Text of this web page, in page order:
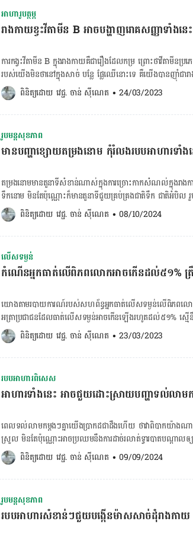
ធាតុចិញ្ចឹមសំខាន់សម្រាប់ស្បែក ព្រោះវាជួយរំញោចដល់ការផលិតប្រូត
ពិសេសអាចជួយការពារស្បែកពីផលប៉ះពាល់ នៃពន្លឺព្រះអាទិត្យ។ បន្លែ
វីតាមីន C ផងដែនោះ polyphenols ក៏មានគុណសម្បត្តិចំពោះស្បែក
មួយនេះ​ជួយប្រឆាំងអុកស៊ីតកម្ម និង កាត់បន្ថយការលាកលើស្បែក ដ
សម្បូរសារជាតិមួយនេះមានដូចជា ទំពាំងបាយជួរ ប៊ឺរី ជាដើម។ ៣.បន្ល
beta-carotene ជាសារជាតិចិញ្ចឹមសំខាន់សម្រាប់សុខភាពស្បែក
អាហារូបត្ថម្ភ
រាងកាយខ្វះវីតាមីន B អាចបង្ហាញរោគសញ្ញាទាំងនេះ
ការកង្វះវីតាមីន B ក្នុងរាងកាយគឺជារឿងដែលកម្រ ព្រោះថាវីតាមីនប្រ
របស់យើងមិនថានៅក្នុងសាច់ បន្លែ ផ្លែឈើនោះទេ គឺយើងបានញ៉ាំជារ
កាយក៏អាចប្រឈមខ្វះវីតាមីន B បានដែរ ដូចជា អ្នកគ្មានអាហារញ៉ាំគ្រប់
អាហារ អ្នកកាត់បន្ថយរបបអាហារដើម្បីសម្រកគីឡូ និង អ្នកតមសាច់ប្រឈ
គណនា BMR ចុចទីនេះ! ចង់គណនារង្វាស់ចង្វាក់បេះដូង ចុចទីនេះ! វីតាមីន B បែងចែកជា ៨ប្រភេទសំខាន់
រំញោចដល់មុខងារប្រព័ន្ធប្រសាទ និង បំប្លែងជាតិស្ករទៅជាថាមពល។ វីតាមីន B2 ជំនួយការលូតលាស់កោសិកា
ពង្រឹងប្រព័ន្ធប្រសាទ សុខភាពស្បែក ភ្នែក ថ្លើម និង សាច់ដុំ។ វីតាមីន B3 ជួយបំប្លែងជាតិកាបូនអ៊ីដ្រាត និង
ធ្វើមេតាប៉ូលី នៃពពួកកាបូអ៊ីដ្រាត ប្រូតេអ៊ីន ខ្លាញ់ និង […]
ពិនិត្យដោយ វេជ្ជ. ចាន់ ស៊ីណេត • 24/03/2023
រូបមន្តសុខភាព
មានបញ្ហាខ្សោយតម្រងនោម កុំរំលងរបបអាហារទាំង
តម្រងនោមមានតួនាទីសំខាន់ណាស់ក្នុងការច្រោះកាកសំណល់ក្នុងរាង
ទឹកនោម មិនតែប៉ុណ្ណោះក៏មានតួនាទីជួយគ្រប់គ្រងជាតិទឹក ជាតិអំបិល
ផូស្វ័រ និង ប៉ូតាស្យូមដែលមាននៅក្នុងឈាមរបស់យើង។ ចង់គណនា BMR ចុចទីនេះ! ចង់គណនា BMI ចុច
ទីនេះ! ដូច្នេះប្រសិនបើតម្រងនោមចុះខ្សោយ នោះសុខភាពរបស់យើងអាចប្រឈមផលវិបាកផ្សេងៗដូចជា ការ
ចាល់ជាតិទឹក អាចបង្កឲ្យហើមជើង ហើមដៃ ការលើសសម្ពាធឈា
ក្នុងឈាម ប៉ះពាល់ដល់បេះដូង និង អាចប៉ះពាល់ដល់ជីវិតផងដែរ។ រប
ដូច្នេះខាងក្រោមគឺជាប្រភេទរបបអាហារដែលល្អសម្រាប់អ្នកដែលមានប
ក្ដោមគឺជាបន្លែល្អសម្រាប់អ្នកខ្សោយតម្រងនោម ព្រោះស្ពៃក្ដោបមានផ្
ក្ដោបជាលក្ខណៈស៊ុប សាឡាត់ ឬអាចញ៉ាំឆៅក៏បានដែរ។ ២.ម្ទេសប្ល
កម្រិតប៉ូតាស្យូមទាបដែលល្អបំផុតសម្រាប់អ្នកខ្សោយតម្រងនោម។ មិនត
ច្នៃជាមុខម្ហូបផ្សេងៗតាមចំណូលចិត្ដ មិនប៉ះពាល់ដល់តម្រងនោមនោះទេ។
ខាត់ណាខៀវសម្បូរទៅដោយវីតាមីន C និងជាតិសរសៃ មិនតែប៉ុណ្ណោះវ
ប៉ុន្ដែសម្បូរសាធាតុប្រឆាំងអុកស៊ីតកម្មខ្ពស់។ វាអាចជួយកាត់បន្ថយការរ
ទៀតផង។ 5. ស៊ុត ស៊ុតផ្នែកពណ៌សមានជាតិប៉ូតាស្យូមទាបគឺជាជម្រើសដ៏
តម្រងនោម។ ស្រដៀងគ្នានោះដែរ ដូចជាពពួកសាច់ត្រី ប្រេងអូលីវ មា
ខ្លាញ់អូមេហ្គា៣ផងដែរ។ 6. […]
ពិនិត្យដោយ វេជ្ជ. ចាន់ ស៊ីណេត • 08/10/2024
លើសទម្ងន់
កំណើនអ្នកធាត់លើពិភពលោកអាចកើនដល់៥១% ត្
យោងតាមរបាយការណ៍របស់សហព័ន្ធអ្នកធាត់លើសទម្ងន់លើពិភពលោ
អត្រាប្រជាជនដែលធាត់លើសទម្ងន់អាចកើនឡើងរហូតដល់៥១% ស្មើ
សរុបលើពិភពលោក។ ចង់គណនា BMR ចុចទីនេះ! ចង់គណនា BMI ចុចទីនេះ! ការព្យាករបានមើល
ឃើញថា កំណើនអត្រាអ្នកធាត់លើសទម្ងន់នឹងកើនឡើងយ៉ាងឆាប់រហ័
ចន្លោះពី៥ឆ្នាំ ដល់១៩ឆ្នាំ។ អត្រាក្មេងប្រុសអាចកើនឡើងខ្ពស់គឺចន្
ចន្លោះពី ៨ទៅ ១៨%។ របាយការណ៍ដដែល បានសម្ដែងការព្រួយបារ
បណ្ដាប្រទេសទាំងអស់លើពិភពលោក បង្កើតវិធានការទប់ស្កាត់បញ្ហាមួយនេះ។ សហព័ន្ធអ្នកធាត់លើ
ពិភពលោក បានបញ្ញាក់ថា វាគឺការព្រួយបារម្ភមួយដោយមើលឃើញពីអត្
ស្វែងរកនីតិវិធីឲ្យអស់ពីលទ្ធភាពដើម្បីបញ្ជៀសពីបញ្ហានេះ ដើម្បីជួយដ
ក្រោយ។ ទិន្ន័យព្យាករណ៍ដែលបានបង្ហាញខាងលើគឺ ពឹងផ្អែកលើរង្វាស់សន្ទស្សន៍ស្ដង់ដារកំណត់សុខភាព
(BMI) ដោយផ្ដោតទៅលើ កម្ពស់ អាយុ ភេទ និង ទម្ងន់ ប្រសិនបើពិ
ថាលើសទម្ងន់ ហើយបើពិន្ទុលើសពី […]
ពិនិត្យដោយ វេជ្ជ. ចាន់ ស៊ីណេត • 23/03/2023
របបអាហារពិសេស
អាហារទាំងនេះ អាចជួយដោះស្រាយបញ្ហាទល់លាម
ពេលទល់លាមកម្ដងៗគ្នាយើងប្រាកដជាដឹងហើយ ថាវាពិបាកយ៉ា
ស្រួល មិនតែប៉ុណ្ណោះអាចប្រឈមនឹងការដាច់រលាត់ទ្វារបាតបណ្ដាលឲ្យមានឈា
ចង្វាក់បេះដូងលោត ចុចទីនេះ! ចង់ពិនិត្យជំងឺសរសៃឈាមបេះដូង ចុចទីន
ការទល់លាមករ៉ាំរៃ អាចកើតឡើងរយៈពេលចន្លោះពី ១ ទៅ ២ខែ ដែល
សប្ដាហ៍ ចំណែកទល់លាមកស្រួចស្រាល់អាច កើតឡើងចន្លោះពី ២
ដោយសារចលនាពោះវៀនធំមានភាពមិនប្រក្រតី បណ្ដាលឲ្យលាមកប្រែជ
ស្រួល។ ដូច្នេះប្រសិនបើយើងញ៉ាំអាហារណាដែលជួយសម្រួលដល់ចល
ពិនិត្យដោយ វេជ្ជ. ចាន់ ស៊ីណេត • 09/09/2024
រូបមន្តសុខភាព
របបអាហារសំខាន់ៗជួយបង្កើនម៉ាសសាច់ដុំរាងកាយ